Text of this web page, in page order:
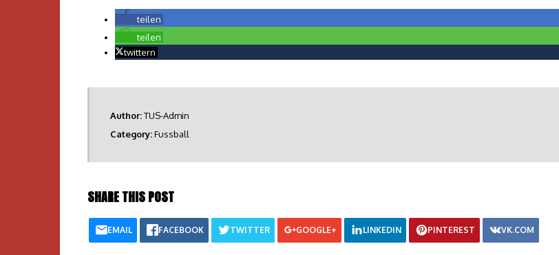
teilen
teilen
twittern
Author:TUS-Admin
Category:Fussball
SHARE THIS POST
EMAIL FACEBOOK TWITTER GOOGLE+ LINKEDIN PINTEREST VK.COM